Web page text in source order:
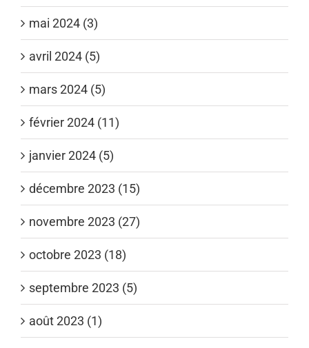
mai 2024 (3)
avril 2024 (5)
mars 2024 (5)
février 2024 (11)
janvier 2024 (5)
décembre 2023 (15)
novembre 2023 (27)
octobre 2023 (18)
septembre 2023 (5)
août 2023 (1)